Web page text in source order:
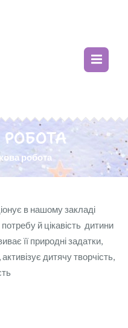
РОБОТА
робота
в нашому закладі
й цікавість дитини
її природні задатки,
активізує дитячу творчість,